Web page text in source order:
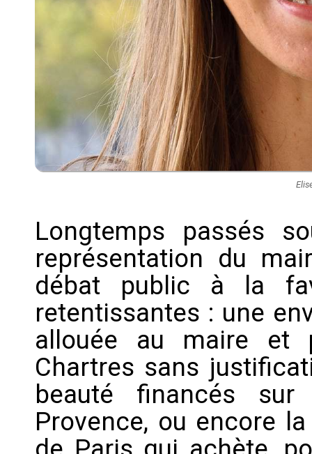
Longtemps passés
représentation du
débat public à la
retentissantes : une
allouée au maire et
Chartres sans
beauté financés
Provence, ou encore